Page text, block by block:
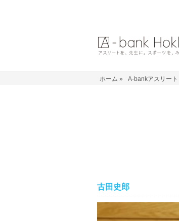
ホーム » A-bankアスリート
古田史郎